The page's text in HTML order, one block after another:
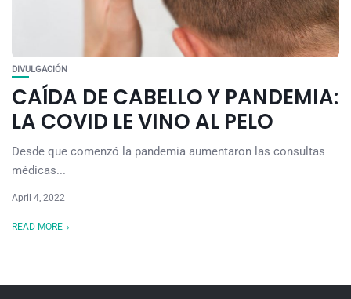
DIVULGACIÓN
CAÍDA DE CABELLO Y PANDEMIA:
LA COVID LE VINO AL PELO
Desde que comenzó la pandemia aumentaron las consultas
médicas...
April 4, 2022
READ MORE